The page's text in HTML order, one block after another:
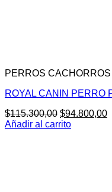
PERROS CACHORROS
ROYAL CANIN PERRO
$115.300,00 El
precio
$94.800,00El
Añadir al carrito